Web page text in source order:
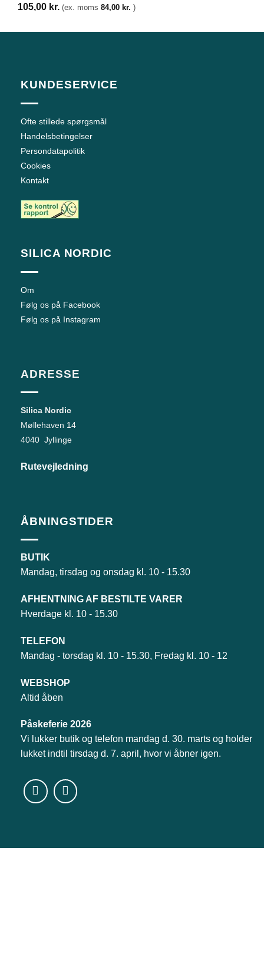
105,00 kr. (ex. moms 84,00 kr. )
KUNDESERVICE
Ofte stillede spørgsmål
Handelsbetingelser
Persondatapolitik
Cookies
Kontakt
SILICA NORDIC
Om
Følg os på Facebook
Følg os på Instagram
ADRESSE
Silica Nordic
Møllehaven 14
4040 Jyllinge
Rutevejledning
ÅBNINGSTIDER
BUTIK
Mandag, tirsdag og onsdag kl. 10 - 15.30
AFHENTNING AF BESTILTE VARER
Hverdage kl. 10 - 15.30
TELEFON
Mandag - torsdag kl. 10 - 15.30, Fredag kl. 10 - 12
WEBSHOP
Altid åben
Påskeferie 2026
Vi lukker butik og telefon mandag d. 30. marts og holder
lukket indtil tirsdag d. 7. april, hvor vi åbner igen.